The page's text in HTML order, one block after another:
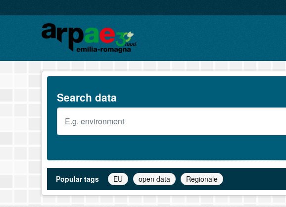
Search data
Popular tags EU open data Regionale